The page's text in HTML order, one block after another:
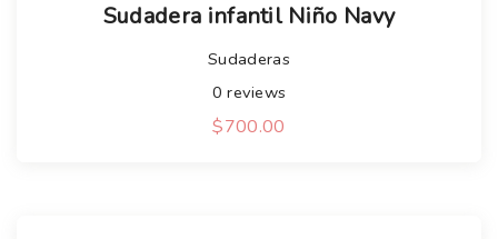
Sudadera infantil Niño Navy
Sudaderas
0 reviews
$700.00